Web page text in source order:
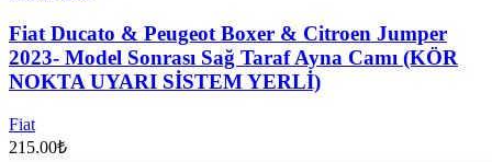
Fiat Ducato & Peugeot Boxer & Citroen Jumper
2023- Model Sonrası Sağ Taraf Ayna Camı (KÖR
NOKTA UYARI SİSTEM YERLİ)
Fiat
215.00₺